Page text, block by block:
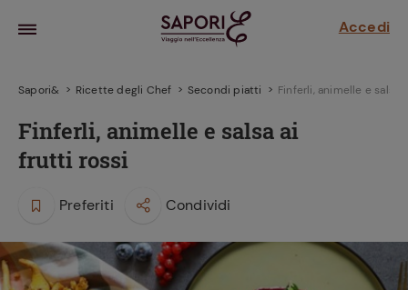
Accedi
Sapori& Ricette degli Chef Secondi piatti Finferli, animelle e salsa
Finferli, animelle e salsa ai
frutti rossi
Preferiti Condividi